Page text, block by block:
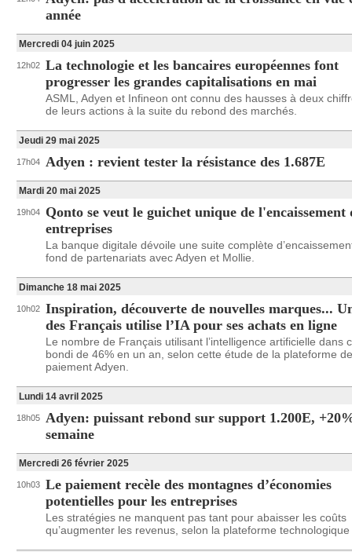
année
Mercredi 04 juin 2025
12h02 La technologie et les bancaires européennes font
progresser les grandes capitalisations en mai
ASML, Adyen et Infineon ont connu des hausses à deux
de leurs actions à la suite du rebond des marchés.
Jeudi 29 mai 2025
17h04 Adyen : revient tester la résistance des 1.687E
Mardi 20 mai 2025
19h04
Qonto se veut le guichet unique de l'encaissement
entreprises
La banque digitale dévoile une suite complète
fond de partenariats avec Adyen et Mollie.
Dimanche 18 mai 2025
10h02 Inspiration, découverte de nouvelles marques...
des Français utilise l’IA pour ses achats en ligne
Le nombre de Français utilisant l’intelligence artificielle dans
bondi de 46% en un an, selon cette étude de la plateforme de
paiement Adyen.
Lundi 14 avril 2025
18h05 Adyen: puissant rebond sur support 1.200E,
semaine
Mercredi 26 février 2025
10h03 Le paiement recèle des montagnes d’économies
potentielles pour les entreprises
Les stratégies ne manquent pas tant pour abaisser les coûts
qu’augmenter les revenus, selon la plateforme technologique